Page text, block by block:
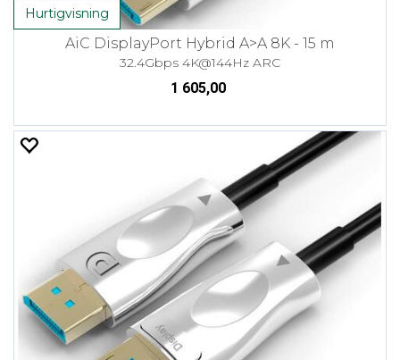
Hurtigvisning
AiC DisplayPort Hybrid A>A 8K - 15 m
32.4Gbps 4K@144Hz ARC
1 605,00